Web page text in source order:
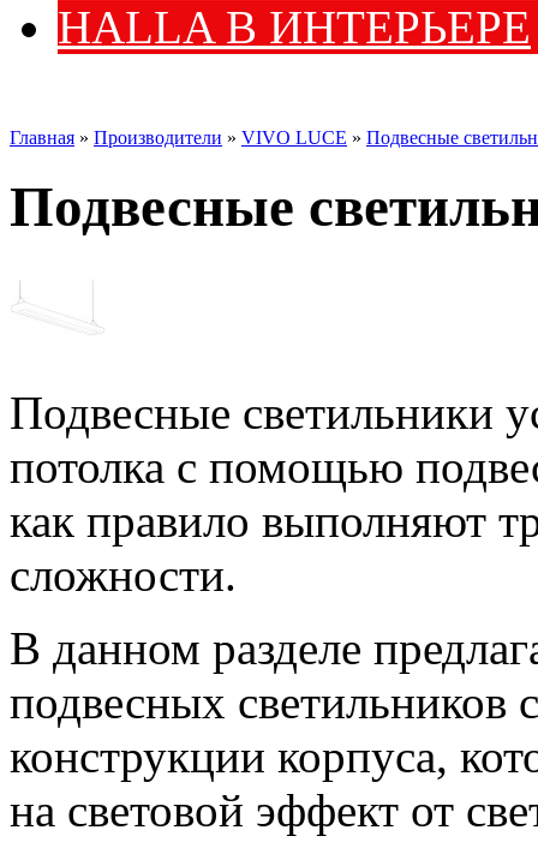
HALLA В ИНТЕРЬЕРЕ
Главная » Производители » VIVO LUCE » Подвесные
Подвесные
Подвесные светильники
потолка с помощью
как правило выполняют
сложности.
В данном разделе
подвесных светильников
конструкции корпуса,
на световой эффект от